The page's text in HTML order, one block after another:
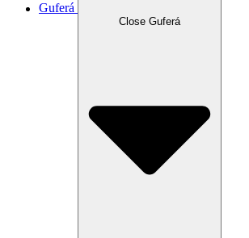
Guferá
Close Guferá